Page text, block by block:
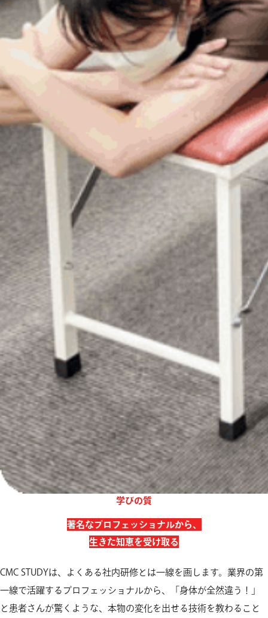
学びの質
著名なプロフェッショナルから、
生きた知恵を受け取る
CMC STUDYは、よくある社内研修とは一線を画します。 業界の第
一線で活躍するプロフェッショナルから、「身体が全然違う！」
と患者さんが驚くような、本物の変化を出せる技術を教わること